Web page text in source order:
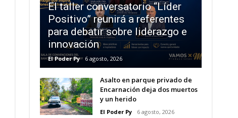
El taller conversatorio “Líder
Positivo” reunirá a referentes
para debatir sobre liderazgo e
innovación
El Poder Py 6 agosto, 2026
Asalto en parque privado de
Encarnación deja dos muertos
y un herido
El Poder Py 6 agosto, 2026